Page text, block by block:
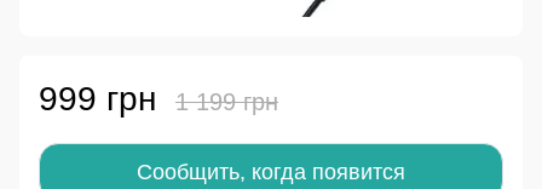
999 грн 1 199 грн
Сообщить, когда появится